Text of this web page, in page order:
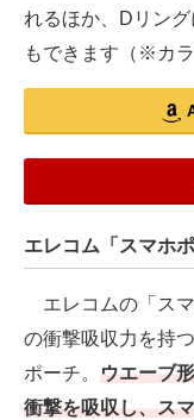
れるほか、Dリン
もできます（※カ
エレコム「スマホポ
エレコムの「ス
の衝撃吸収力を持
ポーチ。 ウエーブ
衝撃を吸収し、ス